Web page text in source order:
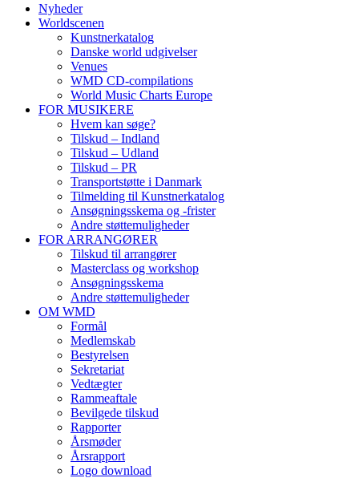
Nyheder
Worldscenen
Kunstnerkatalog
Danske world udgivelser
Venues
WMD CD-compilations
World Music Charts Europe
FOR MUSIKERE
Hvem kan søge?
Tilskud – Indland
Tilskud – Udland
Tilskud – PR
Transportstøtte i Danmark
Tilmelding til Kunstnerkatalog
Ansøgningsskema og -frister
Andre støttemuligheder
FOR ARRANGØRER
Tilskud til arrangører
Masterclass og workshop
Ansøgningsskema
Andre støttemuligheder
OM WMD
Formål
Medlemskab
Bestyrelsen
Sekretariat
Vedtægter
Rammeaftale
Bevilgede tilskud
Rapporter
Årsmøder
Årsrapport
Logo download